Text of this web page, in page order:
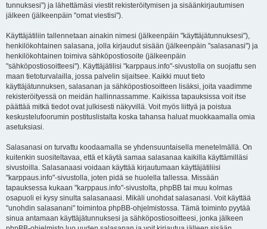
tunnuksesi") ja lähettämäsi viestit rekisteröitymisen ja sisäänkirjautumisen
jälkeen (jälkeenpäin "omat viestisi").
Käyttäjätiliin tallennetaan ainakin nimesi (jälkeenpäin "käyttäjätunnuksesi"),
henkilökohtainen salasana, jolla kirjaudut sisään (jälkeenpäin "salasanasi") ja
henkilökohtainen toimiva sähköpostiosoite (jälkeenpäin
"sähköpostiosoitteesi"). Käyttäjätilisi "karppaus.info"-sivustolla on suojattu sen
maan tietoturvalailla, jossa palvelin sijaitsee. Kaikki muut tieto
käyttäjätunnuksen, salasanan ja sähköpostiosoitteen lisäksi, joita vaadimme
rekisteröityessä on meidän hallinnassamme. Kaikissa tapauksissa voit itse
päättää mitkä tiedot ovat julkisesti näkyvillä. Voit myös liittyä ja poistua
keskustelufoorumin postituslistalta koska tahansa haluat muokkaamalla omia
asetuksiasi.
Salasanasi on turvattu koodaamalla se yhdensuuntaisella menetelmällä. On
kuitenkin suositeltavaa, että et käytä samaa salasanaa kaikilla käyttämilläsi
sivustoilla. Salasanaasi voidaan käyttää kirjautumaan käyttäjätiliisi
"karppaus.info"-sivustolla, joten pidä se huolella tallessa. Missään
tapauksessa kukaan "karppaus.info"-sivustolta, phpBB tai muu kolmas
osapuoli ei kysy sinulta salasanaasi. Mikäli unohdat salasanasi. Voit käyttää
"unohdin salasanani" toimintoa phpBB-ohjelmistossa. Tämä toiminto pyytää
sinua antamaan käyttäjätunnuksesi ja sähköpostiosoitteesi, jonka jälkeen